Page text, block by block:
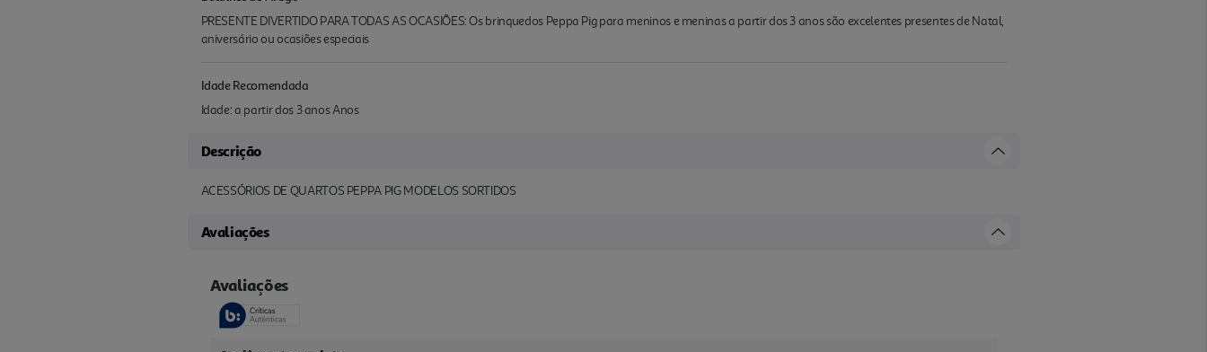
PRESENTE DIVERTIDO PARA TODAS AS OCASIÕES: Os brinquedos Peppa Pig para meninos e meninas a partir dos 3 anos são excelentes presentes de Natal,
aniversário ou ocasiões especiais
Idade Recomendada
Idade: a partir dos 3 anos Anos
Descrição
ACESSÓRIOS DE QUARTOS PEPPA PIG MODELOS SORTIDOS
Avaliações